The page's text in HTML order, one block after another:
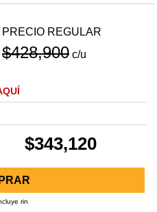
PRECIO REGULAR
$428,900 c/u
$343,120
rin